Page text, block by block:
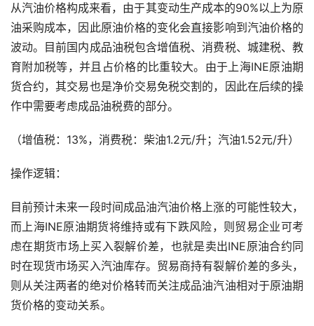
从汽油价格构成来看，由于其变动生产成本的90%以上为原
油采购成本，因此原油价格的变化会直接影响到汽油价格的
波动。目前国内成品油税包含增值税、消费税、城建税、教
育附加税等，并且占价格的比重较大。由于上海INE原油期
货合约，其交易也是净价交易免税交割的，因此在后续的操
作中需要考虑成品油税费的部分。
（增值税：13%，消费税：柴油1.2元/升；汽油1.52元/升）
操作逻辑：
目前预计未来一段时间成品油汽油价格上涨的可能性较大，
而上海INE原油期货将维持或有下跌风险，则贸易企业可考
虑在期货市场上买入裂解价差，也就是卖出INE原油合约同
时在现货市场买入汽油库存。贸易商持有裂解价差的多头，
则从关注两者的绝对价格转而关注成品油汽油相对于原油期
货价格的变动关系。